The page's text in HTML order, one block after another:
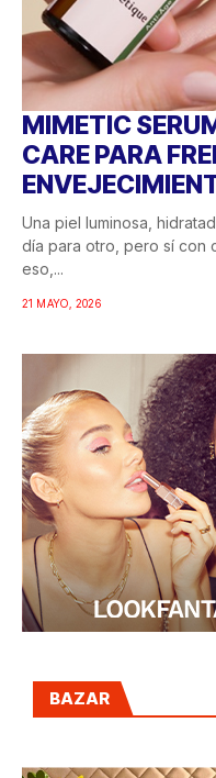
MIMETIC
CARE PARA
Una piel luminosa,
día para otro, pero sí con
eso,...
21 MAYO, 2026
BAZAR